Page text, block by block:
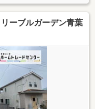
ーブルガーデン青葉